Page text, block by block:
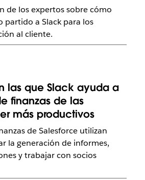
de los expertos sobre cómo
partido a Slack para los
al cliente.
las que Slack ayuda a
finanzas de las
más productivos
de Salesforce utilizan
la generación de informes,
y trabajar con socios